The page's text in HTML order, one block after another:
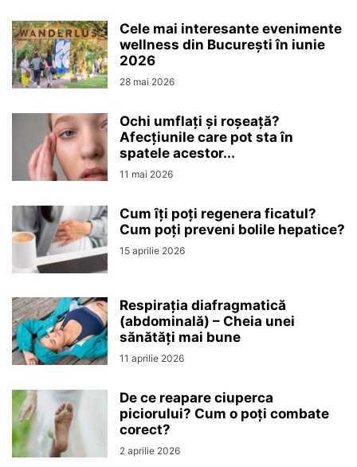
Cele mai interesante evenimente
wellness din București în iunie
2026
28 mai 2026
Ochi umflați și roșeață?
Afecțiunile care pot sta în
spatele acestor...
11 mai 2026
Cum îți poți regenera ficatul?
Cum poți preveni bolile hepatice?
15 aprilie 2026
Respirația diafragmatică
(abdominală) – Cheia unei
sănătăți mai bune
11 aprilie 2026
De ce reapare ciuperca
piciorului? Cum o poți combate
corect?
2 aprilie 2026